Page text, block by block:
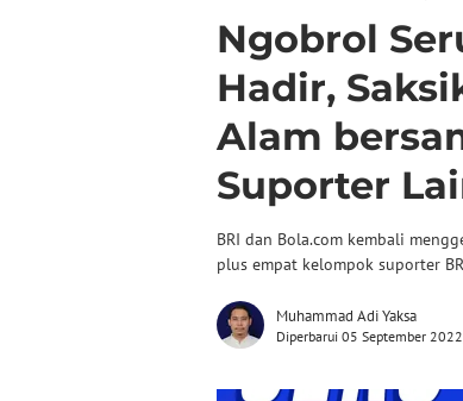
Ngobrol
Hadir,
Alam
Suporter
BRI dan Bola.com kembali
plus empat kelompok suporter
Muhammad Adi Yaksa
Diperbarui 05 September